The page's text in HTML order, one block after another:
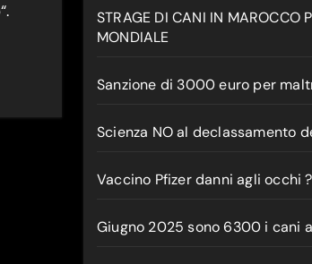
STRAGE DI CANI IN MAROCCO
MONDIALE
Sanzione di 3000 euro per
Scienza NO al declassamento
Vaccino Pfizer danni agli occhi ?
Giugno 2025 sono 6300 i cani